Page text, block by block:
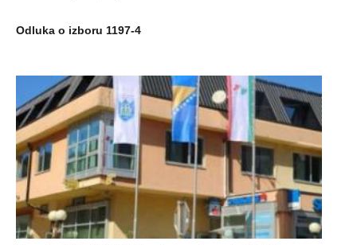
Odluka o izboru 1197-4